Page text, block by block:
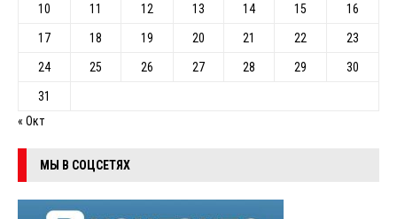
10 11 12 13 14 15 16
17 18 19 20 21 22 23
24 25 26 27 28 29 30
31
« Окт
МЫ В СОЦСЕТЯХ